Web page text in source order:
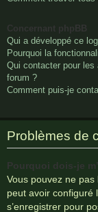
Qui a développé ce
Pourquoi la
Qui contacter pour
forum ?
Comment puis-je
Problèmes de
Pourquoi dois-je
Vous pouvez ne pas
peut avoir configuré
s’enregistrer pour